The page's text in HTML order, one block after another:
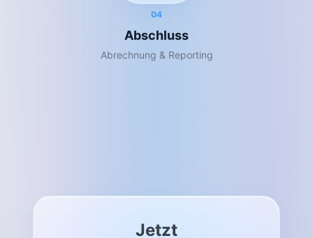
04
Abschluss
Abrechnung & Reporting
Jetzt